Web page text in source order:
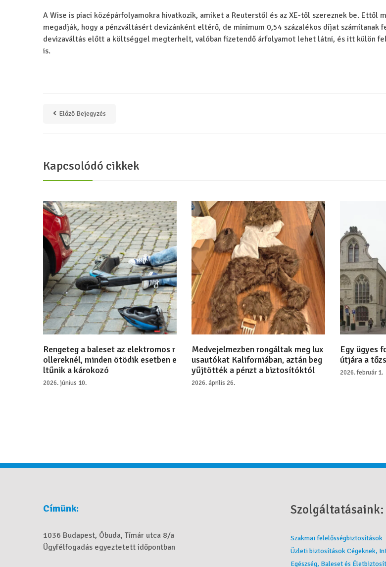
A Wise is piaci középárfolyamokra hivatkozik, amiket a Reuterstől és az XE-től szereznek be. Ettől
megadják, hogy a pénzváltásért devizánként eltérő, de minimum 0,54 százalékos díjat számítanak
devizaváltás előtt a költséggel megterhelt, valóban fizetendő árfolyamot lehet látni, és itt külön
is.
Előző Bejegyzés
Kapcsolódó cikkek
Rengeteg a baleset az elektromos r
ollereknél, minden ötödik esetben e
ltűnik a károkozó
2026. június 10.
Medvejelmezben rongáltak meg lux
usautókat Kaliforniában, aztán beg
yűjtötték a pénzt a biztosítóktól
2026. április 26.
Egy ügyes
útjára a
2026. február 1.
Címünk:
1036 Budapest, Óbuda, Tímár utca 8/a
Ügyfélfogadás egyeztetett időpontban
Szolgáltatásaink:
Szakmai felelősségbiztosítások
Üzleti biztosítások Cégeknek,
Egészség, Baleset és